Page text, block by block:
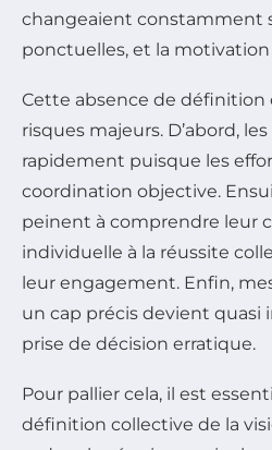
changeaient constamment
ponctuelles, et la
Cette absence de définition
risques majeurs. D’abord,
rapidement puisque les
coordination objective.
peinent à comprendre leur
individuelle à la réussite
leur engagement. Enfin,
un cap précis devient quasi
prise de décision erratique.
Pour pallier cela, il est
définition collective de la